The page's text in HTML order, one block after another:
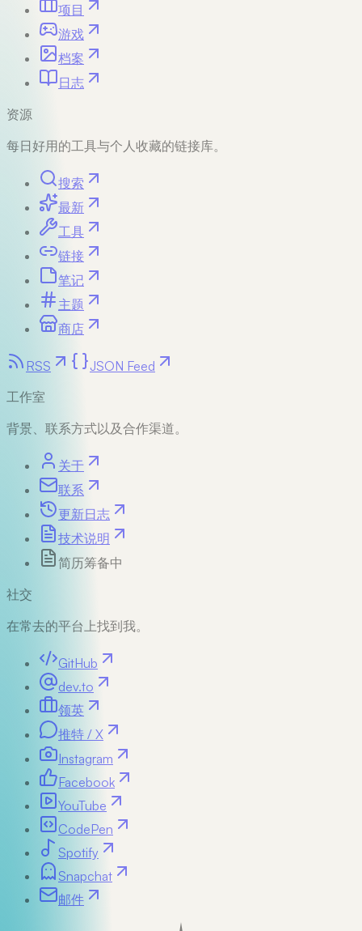
项目
游戏
档案
日志
资源
每日好用的工具与个人收藏的链接库。
搜索
最新
工具
链接
笔记
主题
商店
RSS
JSON Feed
工作室
背景、联系方式以及合作渠道。
关于
联系
更新日志
技术说明
简历筹备中
社交
在常去的平台上找到我。
GitHub
dev.to
领英
推特 / X
Instagram
Facebook
YouTube
CodePen
Spotify
Snapchat
邮件